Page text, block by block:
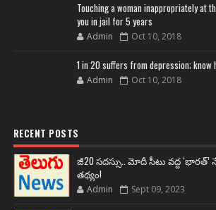
Touching a woman inappropriately at
you in jail for 5 years
Admin Oct 10, 2018
1 in 20 suffers from depression; know
Admin Oct 10, 2018
RECENT POSTS
జీ20 సదస్సు.. మోదీ సీటు వద్ద ‘భారత్’
తథ్యం!
Admin Sept 09, 2023